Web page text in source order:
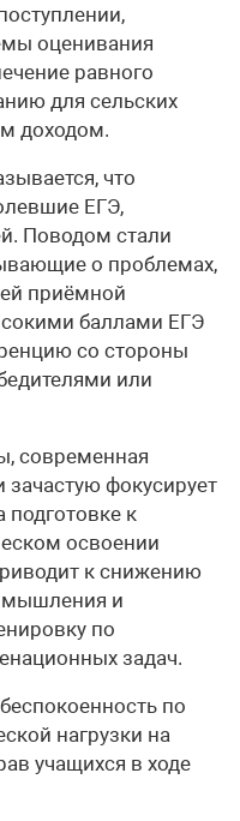
оценивания
равного
для сельских
доходом.
что
ЕГЭ,
Поводом стали
о проблемах,
приёмной
баллами ЕГЭ
со стороны
или
современная
зачастую фокусирует
подготовке к
освоении
к снижению
мышления и
по
задач.
по
нагрузки на
учащихся в ходе